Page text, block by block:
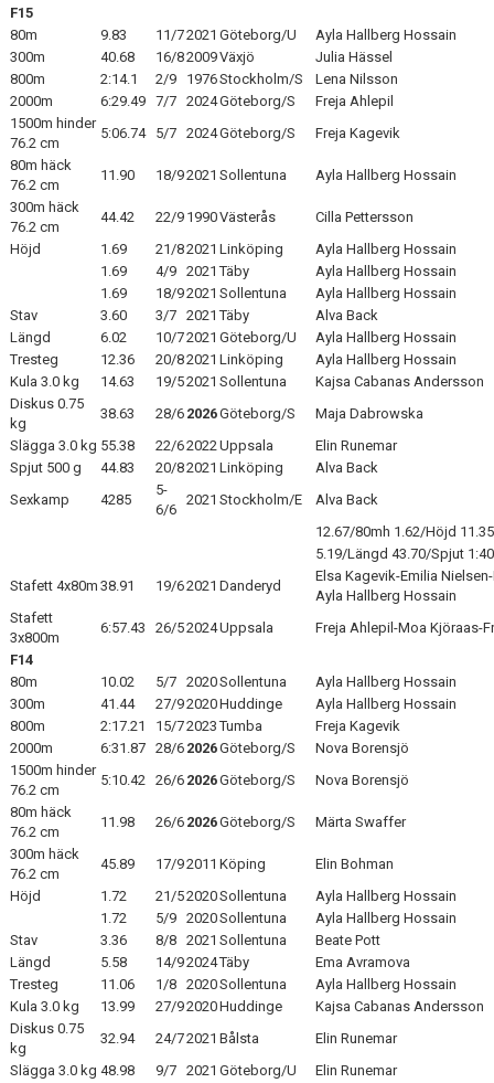
F15
80m
9.83 11/72021 Göteborg/U
Ayla Hallberg Hossain
300m
40.68 16/82009Växjö
Julia Hässel
800m
2:14.1 2/9 1976Stockholm/S
Lena Nilsson
2000m
6:29.49 7/7 2024Göteborg/S
Freja Ahlepil
1500m hinder
76.2 cm
5:06.74 5/7 2024Göteborg/S
Freja Kagevik
80m häck
76.2 cm
11.90 18/92021 Sollentuna
Ayla Hallberg Hossain
300m häck
76.2 cm
44.42 22/9 1990Västerås
Cilla Pettersson
Höjd
1.69 21/82021 Linköping
Ayla Hallberg Hossain
1.69
4/9 2021 Täby
Ayla Hallberg Hossain
1.69
18/92021 Sollentuna
Ayla Hallberg Hossain
Stav
3.60 3/7 2021 Täby
Alva Back
Längd
6.02 10/72021 Göteborg/U
Ayla Hallberg Hossain
Tresteg
12.36 20/82021 Linköping
Ayla Hallberg Hossain
Kula 3.0 kg
14.63 19/52021 Sollentuna
Kajsa Cabanas Andersson
Diskus 0.75
kg
38.63 28/6 2026Göteborg/S
Maja Dabrowska
Slägga 3.0 kg 55.38 22/62022Uppsala
Elin Runemar
Spjut 500 g
44.83 20/82021 Linköping
Alva Back
Sexkamp
4285
5-
6/6
2021 Stockholm/E
Alva Back
12.67/80mh 1.62/Höjd
5.19/Längd 43.70/Spjut
Stafett 4x80m 38.91 19/62021 Danderyd
Elsa Kagevik-Emilia
Ayla Hallberg Hossain
Stafett
3x800m
6:57.43 26/52024Uppsala
Freja Ahlepil-Moa Kjöraas-
F14
80m
10.02 5/7 2020Sollentuna
Ayla Hallberg Hossain
300m
41.44 27/92020Huddinge
Ayla Hallberg Hossain
800m
2:17.21 15/72023 Tumba
Freja Kagevik
2000m
6:31.87 28/6 2026Göteborg/S
Nova Borensjö
1500m hinder
76.2 cm
5:10.42 26/6 2026Göteborg/S
Nova Borensjö
80m häck
76.2 cm
11.98 26/6 2026Göteborg/S
Märta Swaffer
300m häck
76.2 cm
45.89 17/92011 Köping
Elin Bohman
Höjd
1.72 21/52020Sollentuna
Ayla Hallberg Hossain
1.72
5/9 2020Sollentuna
Ayla Hallberg Hossain
Stav
3.36 8/8 2021 Sollentuna
Beate Pott
Längd
5.58 14/92024Täby
Ema Avramova
Tresteg
11.06 1/8 2020Sollentuna
Ayla Hallberg Hossain
Kula 3.0 kg
13.99 27/92020Huddinge
Kajsa Cabanas Andersson
Diskus 0.75
kg
32.94 24/72021 Bålsta
Elin Runemar
Slägga 3.0 kg 48.98 9/7 2021 Göteborg/U
Elin Runemar